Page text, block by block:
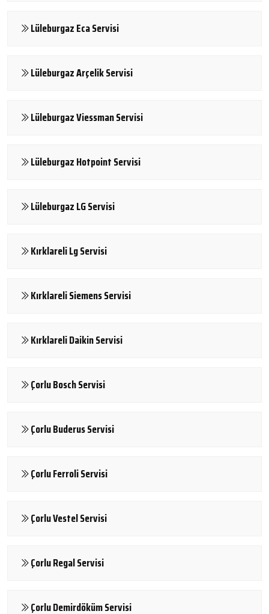
Lüleburgaz Eca Servisi
Lüleburgaz Arçelik Servisi
Lüleburgaz Viessman Servisi
Lüleburgaz Hotpoint Servisi
Lüleburgaz LG Servisi
Kırklareli Lg Servisi
Kırklareli Siemens Servisi
Kırklareli Daikin Servisi
Çorlu Bosch Servisi
Çorlu Buderus Servisi
Çorlu Ferroli Servisi
Çorlu Vestel Servisi
Çorlu Regal Servisi
Çorlu Demirdöküm Servisi